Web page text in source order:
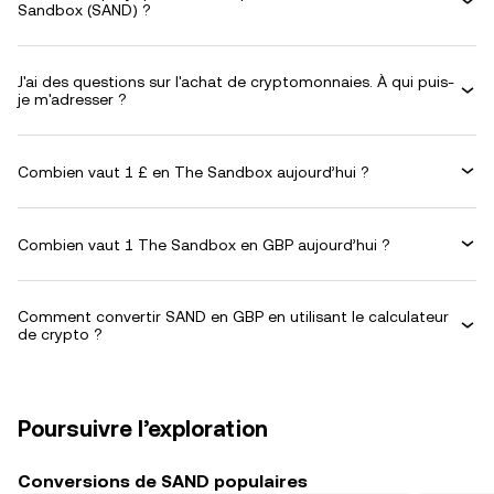
Sandbox (SAND) ?
J'ai des questions sur l'achat de cryptomonnaies. À qui puis-
je m'adresser ?
Combien vaut 1 £ en The Sandbox aujourd’hui ?
Combien vaut 1 The Sandbox en GBP aujourd’hui ?
Comment convertir SAND en GBP en utilisant le calculateur
de crypto ?
Poursuivre l’exploration
Conversions de SAND populaires